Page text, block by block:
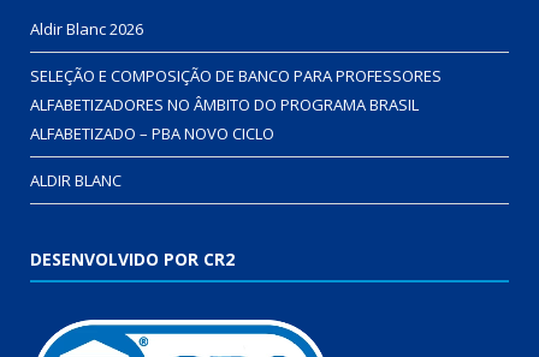
Aldir Blanc 2026
SELEÇÃO E COMPOSIÇÃO DE BANCO PARA PROFESSORES
ALFABETIZADORES NO ÂMBITO DO PROGRAMA BRASIL
ALFABETIZADO – PBA NOVO CICLO
ALDIR BLANC
DESENVOLVIDO POR CR2